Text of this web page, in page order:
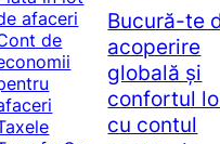
afaceri
de
Bucură-te
acoperire
globală și
confortul
cu contul